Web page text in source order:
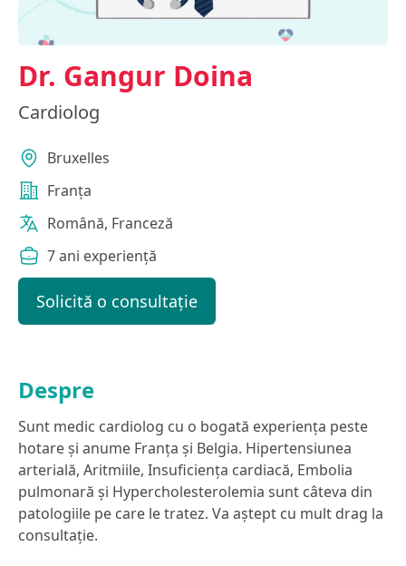
Dr. Gangur Doina
Cardiolog
Bruxelles
Franța
Română, Franceză
7 ani experiență
Solicită o consultație
Despre
Sunt medic cardiolog cu o bogată experiența peste
hotare și anume Franța și Belgia. Hipertensiunea
arterială, Aritmiile, Insuficiența cardiacă, Embolia
pulmonară și Hypercholesterolemia sunt câteva din
patologiile pe care le tratez. Va aștept cu mult drag la
consultație.